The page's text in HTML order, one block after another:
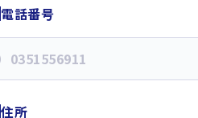
電話番号
住所